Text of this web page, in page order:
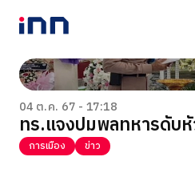
NEWS
ENTERTAINMENT
LIFESTYLE
HOROSCOPE
04 ต.ค. 67 - 17:18
ทร.แจงปมพลทหารดับหั
การเมือง ข่าว